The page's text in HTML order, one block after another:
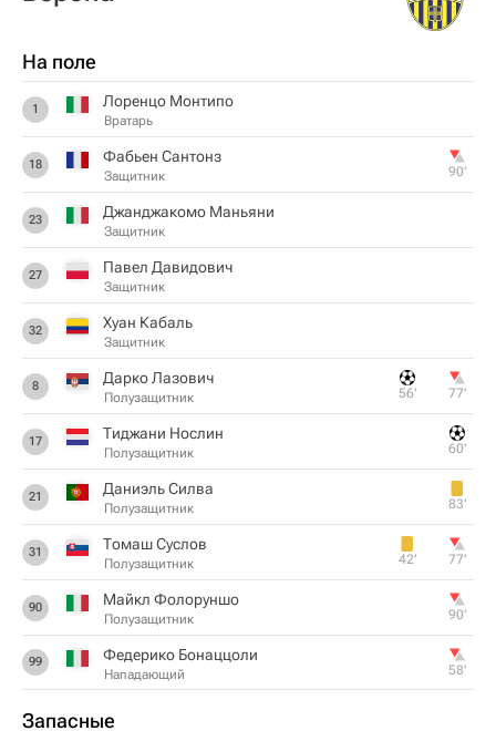
На поле
1 Лоренцо Монтипо
Вратарь
18 Фабьен Сантонз
Защитник 90‎’‎
23 Джанджакомо Маньяни
Защитник
27 Павел Давидович
Защитник
32 Хуан Кабаль
Защитник
8 Дарко Лазович
Полузащитник 56‎’‎ 77‎’‎
17 Тиджани Нослин
Полузащитник 60‎’‎
21 Даниэль Силва
Полузащитник 83‎’‎
31 Томаш Суслов
Полузащитник 42‎’‎ 77‎’‎
90 Майкл Фолоруншо
Полузащитник 90‎’‎
99 Федерико Бонаццоли
Нападающий 58‎’‎
Запасные